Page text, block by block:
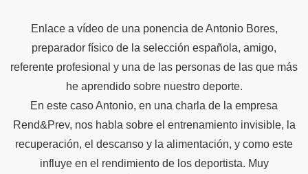
Enlace a vídeo de una ponencia de Antonio Bores,
preparador físico de la selección española, amigo,
referente profesional y una de las personas de las que más
he aprendido sobre nuestro deporte.
En este caso Antonio, en una charla de la empresa
Rend&Prev, nos habla sobre el entrenamiento invisible, la
recuperación, el descanso y la alimentación, y como este
influye en el rendimiento de los deportista. Muy